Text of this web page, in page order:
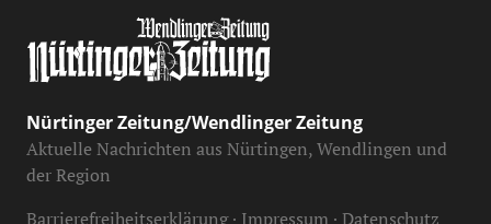
Nürtinger Zeitung/Wendlinger Zeitung
Aktuelle Nachrichten aus Nürtingen, Wendlingen und
der Region
Barrierefreiheitserklärung Impressum Datenschutz